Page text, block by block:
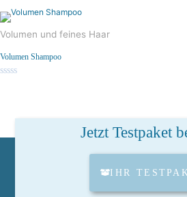
Volumen und feines Haar
Volumen Shampoo
Jetzt Testpaket
IHR